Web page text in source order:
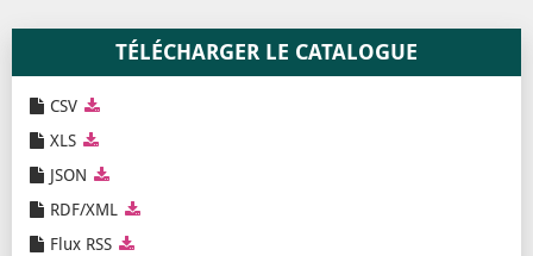
TÉLÉCHARGER LE CATALOGUE
CSV
XLS
JSON
RDF/XML
Flux RSS